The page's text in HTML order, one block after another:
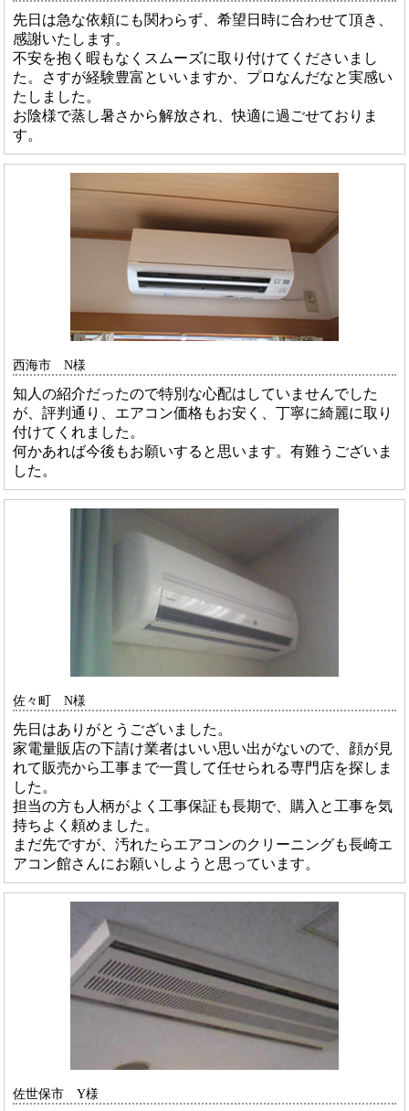
先日は急な依頼にも関わらず、希望日時に合わせて頂き、
感謝いたします。
不安を抱く暇もなくスムーズに取り付けてくださいまし
た。さすが経験豊富といいますか、プロなんだなと実感い
たしました。
お陰様で蒸し暑さから解放され、快適に過ごせておりま
す。
西海市 N様
知人の紹介だったので特別な心配はしていませんでした
が、評判通り、エアコン価格もお安く、丁寧に綺麗に取り
付けてくれました。
何かあれば今後もお願いすると思います。有難うございま
した。
佐々町 N様
先日はありがとうございました。
家電量販店の下請け業者はいい思い出がないので、顔が見
れて販売から工事まで一貫して任せられる専門店を探しま
した。
担当の方も人柄がよく工事保証も長期で、購入と工事を気
持ちよく頼めました。
まだ先ですが、汚れたらエアコンのクリーニングも長崎エ
アコン館さんにお願いしようと思っています。
佐世保市 Y様